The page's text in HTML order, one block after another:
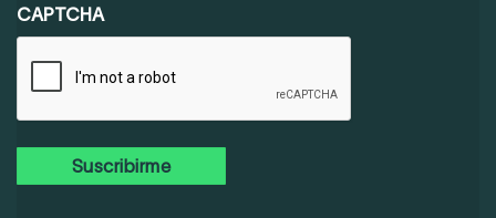
PRIVACIDAD
(OBLIGATORIO)
CAPTCHA